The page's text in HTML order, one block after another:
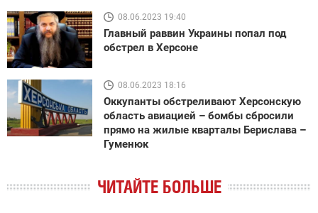
08.06.2023 19:40
Главный раввин Украины попал под
обстрел в Херсоне
08.06.2023 18:16
Оккупанты обстреливают Херсонскую
область авиацией – бомбы сбросили
прямо на жилые кварталы Берислава –
Гуменюк
ЧИТАЙТЕ БОЛЬШЕ